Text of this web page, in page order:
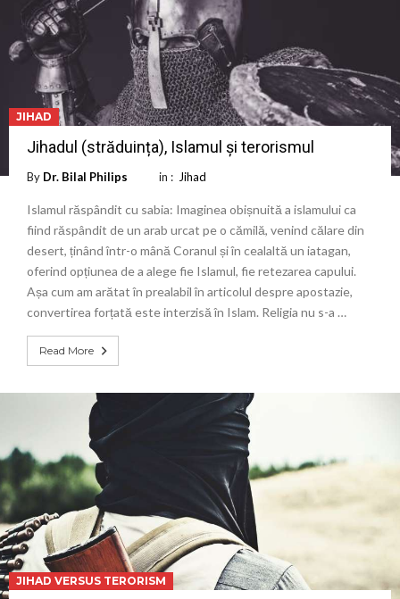
JIHAD
Jihadul (străduința), Islamul și terorismul
By Dr. Bilal Philips in : Jihad
Islamul răspândit cu sabia: Imaginea obișnuită a islamului ca
fiind răspândit de un arab urcat pe o cămilă, venind călare din
desert, ținând într-o mână Coranul și în cealaltă un iatagan,
oferind opțiunea de a alege fie Islamul, fie retezarea capului.
Așa cum am arătat în prealabil în articolul despre apostazie,
convertirea forțată este interzisă în Islam. Religia nu s-a …
Read More
JIHAD VERSUS TERORISM